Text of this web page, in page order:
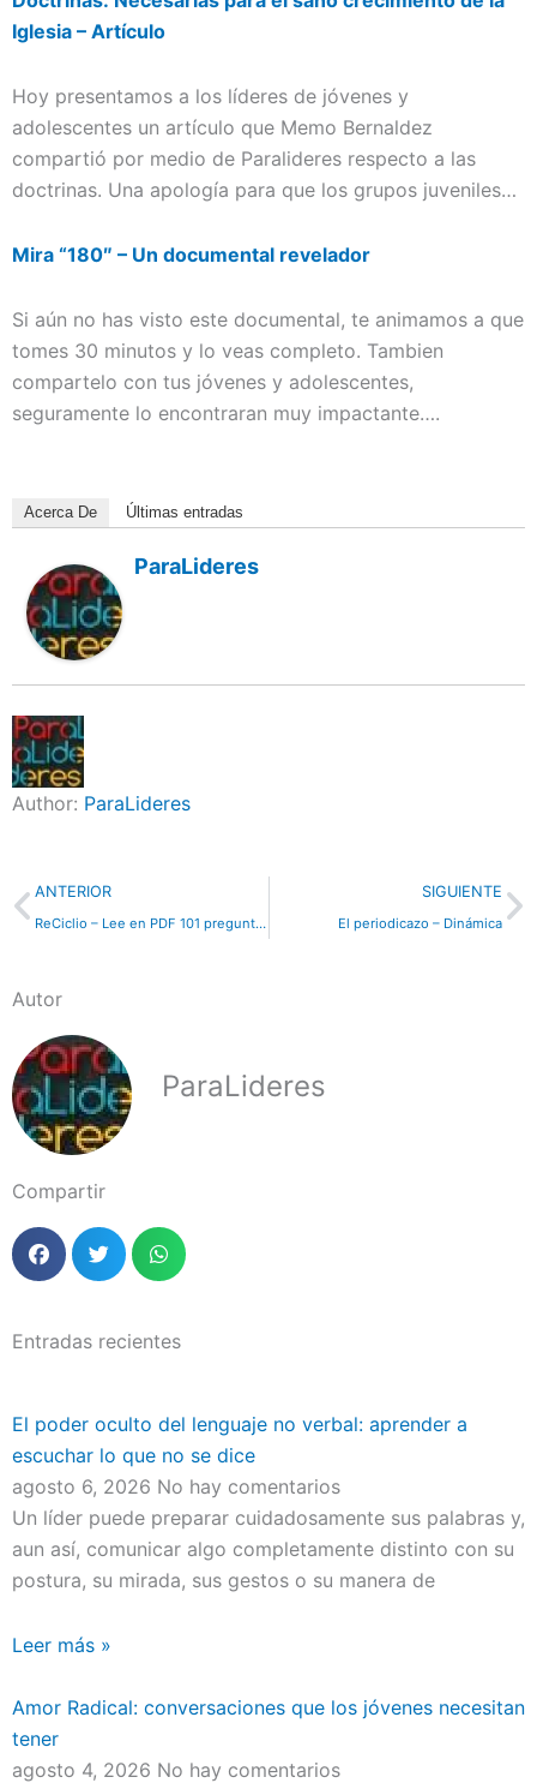
Iglesia – Artículo
Hoy presentamos a los líderes de jóvenes y
adolescentes un artículo que Memo Bernaldez
compartió por medio de Paralideres respecto a las
doctrinas. Una apología para que los grupos juveniles…
Mira “180″ – Un documental revelador
Si aún no has visto este documental, te animamos a que
tomes 30 minutos y lo veas completo. Tambien
compartelo con tus jóvenes y adolescentes,
seguramente lo encontraran muy impactante….
Acerca De Últimas entradas
ParaLideres
Author: ParaLideres
Previo
ANTERIOR
ReCiclio – Lee en PDF 101 preguntas difíciles, 101 respuestas directas
SIGUIENTE
El periodicazo – Dinámica
Autor
ParaLideres
Compartir
Entradas recientes
El poder oculto del lenguaje no verbal: aprender a
escuchar lo que no se dice
agosto 6, 2026 No hay comentarios
Un líder puede preparar cuidadosamente sus palabras y,
aun así, comunicar algo completamente distinto con su
postura, su mirada, sus gestos o su manera de
Leer más »
Amor Radical: conversaciones que los jóvenes necesitan
tener
agosto 4, 2026 No hay comentarios